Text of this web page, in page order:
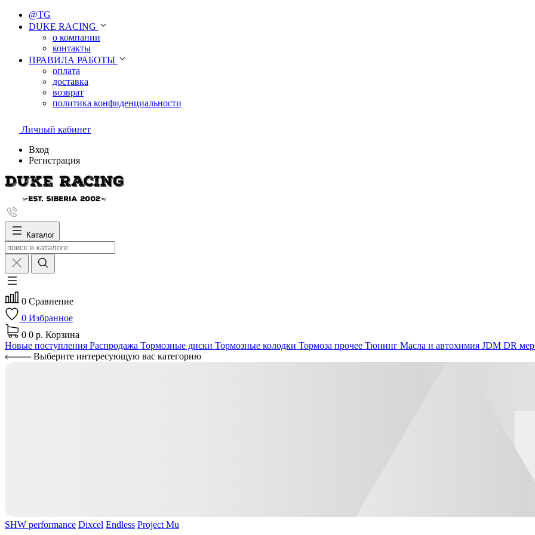
@TG
DUKE RACING
о компании
контакты
ПРАВИЛА РАБОТЫ
оплата
доставка
возврат
политика конфиденциальности
Личный кабинет
Вход
Регистрация
Каталог
0 Сравнение
0 Избранное
0 0 р. Корзина
Новые поступления Распродажа Тормозные диски Тормозные колодки Тормоза прочее Тюнинг Масла и автохимия JDM DR
Выберите интересующую вас категорию
SHW performance Dixcel Endless Project Mu